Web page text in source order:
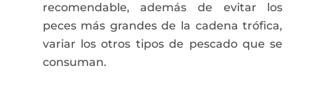
recomendable, además de evitar los
peces más grandes de la cadena trófica,
variar los otros tipos de pescado que se
consuman.